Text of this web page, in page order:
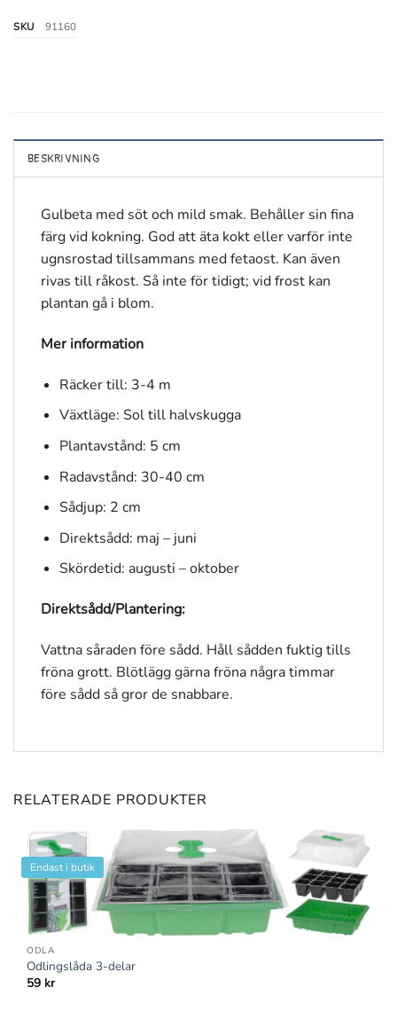
SKU 91160
BESKRIVNING
Gulbeta med söt och mild smak. Behåller sin fina
färg vid kokning. God att äta kokt eller varför inte
ugnsrostad tillsammans med fetaost. Kan även
rivas till råkost. Så inte för tidigt; vid frost kan
plantan gå i blom.
Mer information
Räcker till: 3-4 m
Växtläge: Sol till halvskugga
Plantavstånd: 5 cm
Radavstånd: 30-40 cm
Sådjup: 2 cm
Direktsådd: maj – juni
Skördetid: augusti – oktober
Direktsådd/Plantering:
Vattna såraden före sådd. Håll sådden fuktig tills
fröna grott. Blötlägg gärna fröna några timmar
före sådd så gror de snabbare.
RELATERADE PRODUKTER
Endast i butik
ODLA
Odlingslåda 3-delar
59 kr